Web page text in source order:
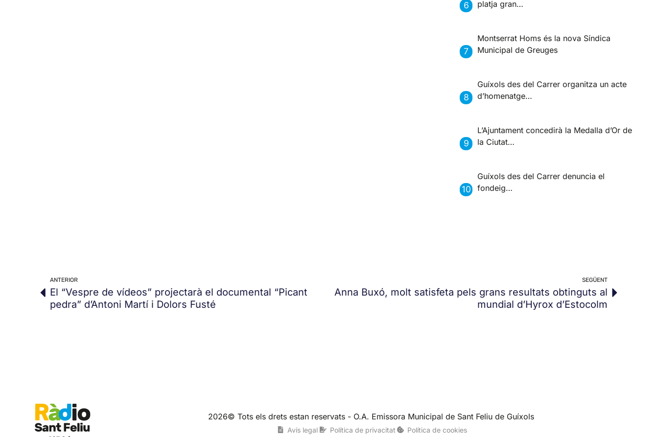
platja gran…
Montserrat Homs és la nova Síndica
Municipal de Greuges
Guíxols des del Carrer organitza un acte
d’homenatge…
L’Ajuntament concedirà la Medalla d’Or de
la Ciutat…
Guíxols des del Carrer denuncia el
fondeig…
ANTERIOR
El “Vespre de vídeos” projectarà el documental “Picant
pedra” d’Antoni Martí i Dolors Fusté
SEGÜENT
Anna Buxó, molt satisfeta pels grans resultats obtinguts al
mundial d’Hyrox d’Estocolm
2026© Tots els drets estan reservats - O.A. Emissora Municipal de Sant Feliu de Guíxols
Avís legal Política de privacitat Política de cookies